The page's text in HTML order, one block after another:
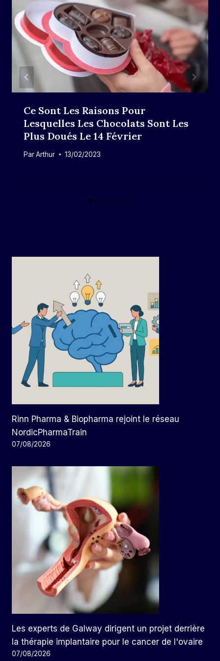
Ce Sont Les Raisons Pour
Lesquelles Les Chocolats Sont Les
Plus Doués Le 14 Février
ParArthur 13/02/2023
Rinn Pharma & Biopharma rejoint le réseau
NordicPharmaTrain
07/08/2026
Les experts de Galway dirigent un projet derrière
la thérapie implantaire pour le cancer de l'ovaire
07/08/2026